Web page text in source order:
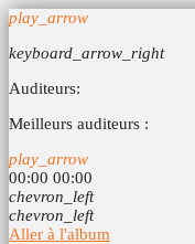
play_arrow
keyboard_arrow_right
Auditeurs:
Meilleurs auditeurs :
play_arrow
00:00 00:00
chevron_left
chevron_left
Aller à l'album